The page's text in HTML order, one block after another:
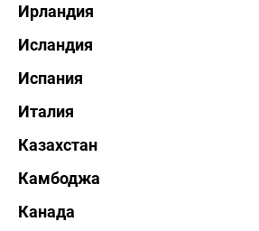
Ирландия
Исландия
Испания
Италия
Казахстан
Камбоджа
Канада